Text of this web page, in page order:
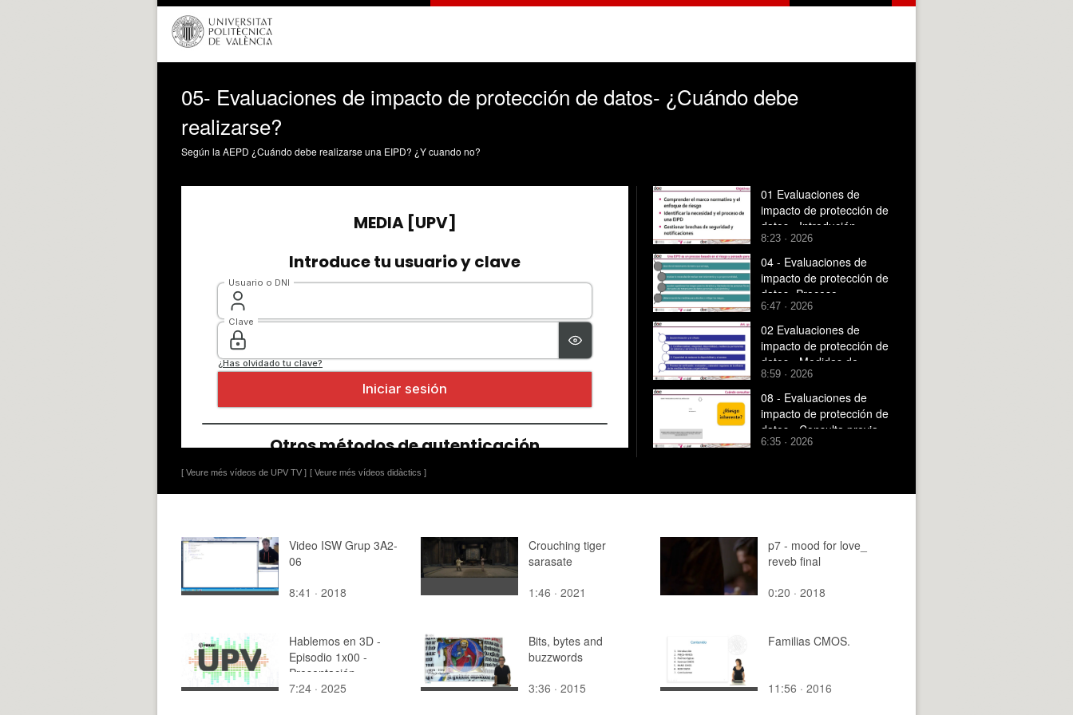
05- Evaluaciones de impacto de protección de datos- ¿Cuándo debe
realizarse?
Según la AEPD ¿Cuándo debe realizarse una EIPD? ¿Y cuando no?
[ Veure més vídeos de UPV TV ] [ Veure més vídeos didàctics ]
01 Evaluaciones de
impacto de protección de
datos - Introdución
8:23 · 2026
04 - Evaluaciones de
impacto de protección de
datos- Proceso
6:47 · 2026
02 Evaluaciones de
impacto de protección de
datos - Medidas de
seguridad
8:59 · 2026
08 - Evaluaciones de
impacto de protección de
datos - Consulta previa
preceptiva
6:35 · 2026
Video ISW Grup 3A2-
06
8:41 · 2018
Crouching tiger
sarasate
1:46 · 2021
p7 - mood for love_
reveb final
0:20 · 2018
Hablemos en 3D -
Episodio 1x00 -
Presentación
7:24 · 2025
Bits, bytes and
buzzwords
3:36 · 2015
Familias CMOS.
11:56 · 2016